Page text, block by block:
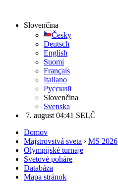
Slovenčina
Česky
Deutsch
English
Suomi
Français
Italiano
Русский
Slovenčina
Svenska
7. august 04:41 SELČ
Domov
Majstrovstvá sveta › MS 2026
Olympijské turnaje
Svetové poháre
Databáza
Mapa stránok